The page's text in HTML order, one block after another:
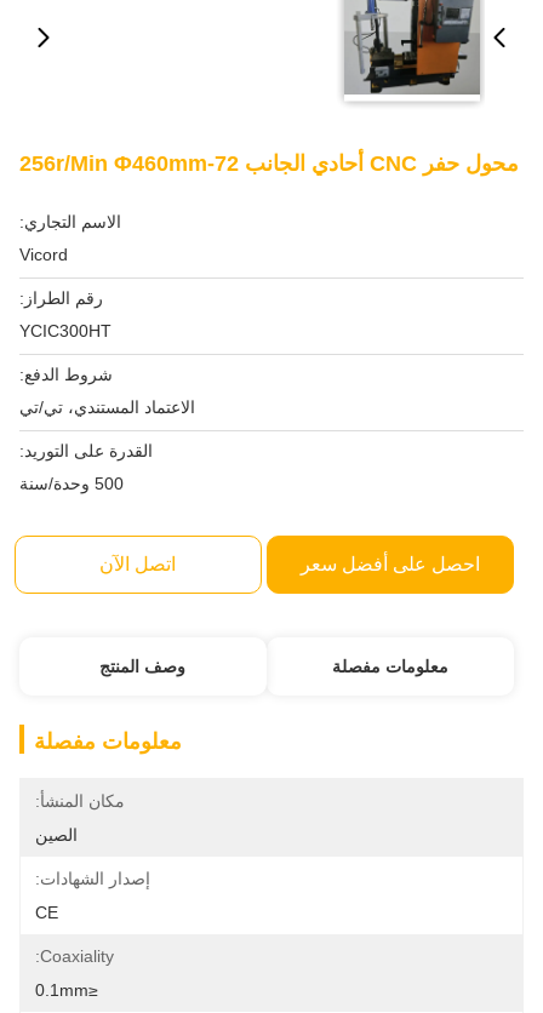
محول حفر CNC أحادي الجانب 72-256r/min Φ460mm
الاسم التجاري:
Vicord
رقم الطراز:
YCIC300HT
شروط الدفع:
الاعتماد المستندي، تي/تي
القدرة على التوريد:
500 وحدة/سنة
احصل على أفضل سعر اتصل الآن
معلومات مفصلة وصف المنتج
معلومات مفصلة
مكان المنشأ:
الصين
إصدار الشهادات:
CE
Coaxiality:
≤0.1mm